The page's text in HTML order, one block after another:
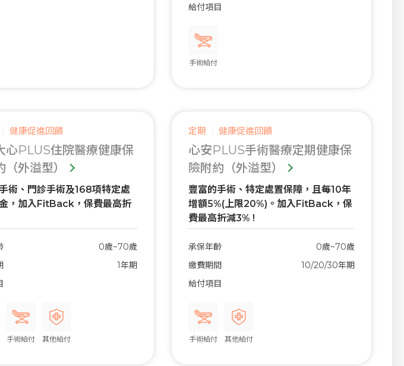
給付項目
手術給付
健康促進回饋
心PLUS住院醫療健康保
（外溢型）
術、門診手術及168項特定處
，加入FitBack，保費最高折
0歲~70歲
1年期
手術給付 其他給付
定期 健康促進回饋
心安PLUS手術醫療定期健康保
險附約（外溢型）
豐富的手術、特定處置保障，且每10年
增額5%(上限20%)。加入FitBack，保
費最高折減3% !
承保年齡
0歲~70歲
繳費期間
10/20/30年期
給付項目
手術給付 其他給付